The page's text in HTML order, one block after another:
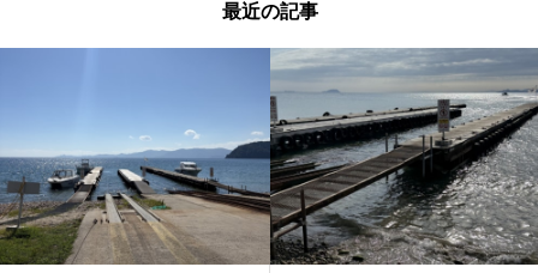
最近の記事